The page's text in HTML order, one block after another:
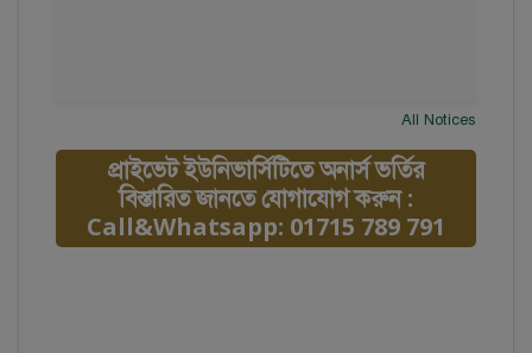
All Notices
প্রাইভেট ইউনিভার্সিটিতে অনার্স ভর্তির
বিস্তারিত জানতে যোগাযোগ করুন :
Call&Whatsapp: 01715 789 791